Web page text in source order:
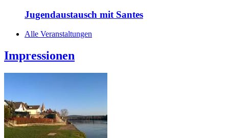
Jugendaustausch mit Santes
Alle Veranstaltungen
Impressionen